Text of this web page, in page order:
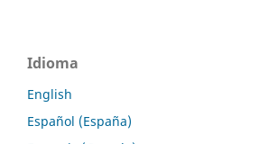
Idioma
English
Español (España)